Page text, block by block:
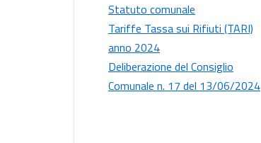
Statuto comunale
Tariffe Tassa sui Rifiuti (TARI)
anno 2024
Deliberazione del Consiglio
Comunale n. 17 del 13/06/2024